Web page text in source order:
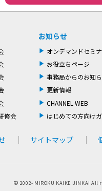
修会
お知らせ
オンデマンドセミ
お役立ちページ
事務局からのお知
更新情報
CHANNEL WEB
はじめての方向け
サイトマップ
© 2002- MIROKU KAIKEIJINKAI